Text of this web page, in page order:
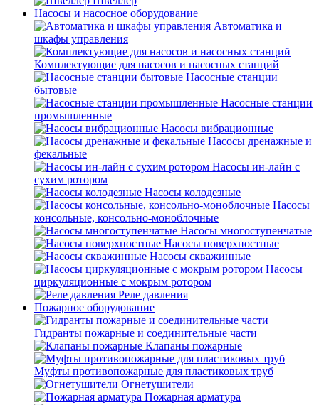
Насосы и насосное оборудование
Автоматика и
шкафы управления
Комплектующие для насосов и насосных станций
Насосные станции
бытовые
Насосные станции
промышленные
Насосы вибрационные
Насосы дренажные и
фекальные
Насосы ин-лайн с
сухим ротором
Насосы колодезные
Насосы
консольные, консольно-моноблочные
Насосы многоступенчатые
Насосы поверхностные
Насосы скважинные
Насосы
циркуляционные с мокрым ротором
Реле давления
Пожарное оборудование
Гидранты пожарные и соединительные части
Клапаны пожарные
Муфты противопожарные для пластиковых труб
Огнетушители
Пожарная арматура